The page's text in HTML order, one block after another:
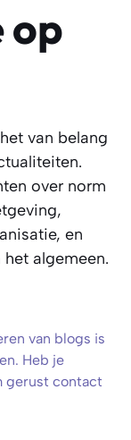
op
van belang
over norm
en
algemeen.
van blogs is
Heb je
gerust contact